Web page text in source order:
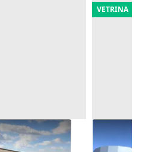
con
VETRINA
Asta
privato (part